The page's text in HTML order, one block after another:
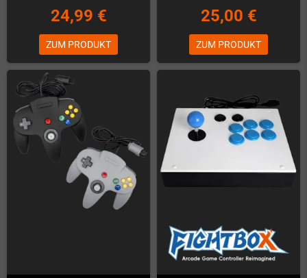
24,99 €
ZUM PRODUKT
25,00 €
ZUM PRODUKT